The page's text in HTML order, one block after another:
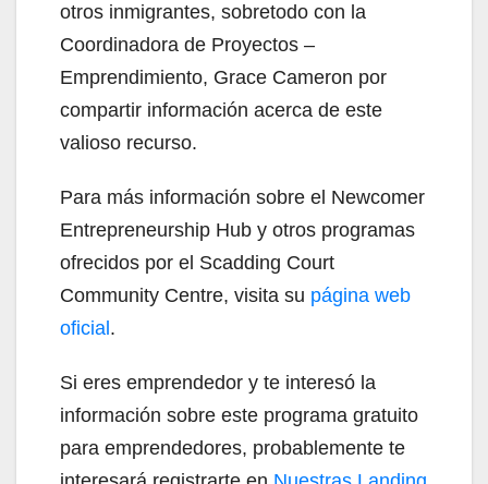
otros inmigrantes, sobretodo con la
Coordinadora de Proyectos –
Emprendimiento, Grace Cameron por
compartir información acerca de este
valioso recurso.
Para más información sobre el Newcomer
Entrepreneurship Hub y otros programas
ofrecidos por el Scadding Court
Community Centre, visita su página web
oficial .
Si eres emprendedor y te interesó la
información sobre este programa gratuito
para emprendedores, probablemente te